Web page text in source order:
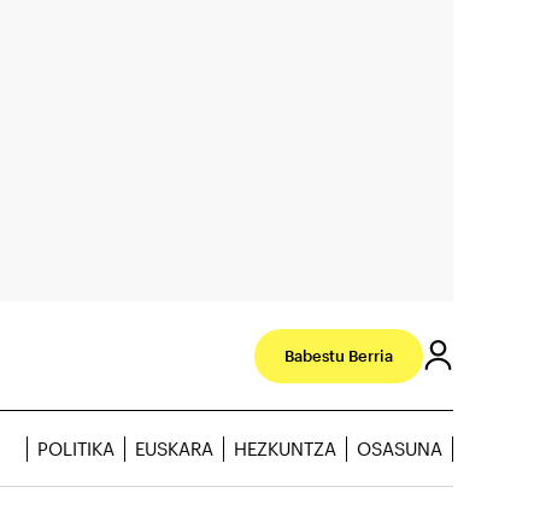
Babestu Berria
POLITIKA EUSKARA HEZKUNTZA OSASUNA